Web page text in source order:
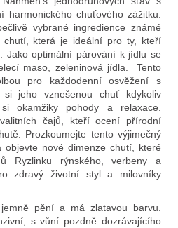
harmonického chuťového zážitku.
vybrané ingredience známé
chutí, která je ideální pro ty, kteří
Jako optimální párování k jídlu se
maso, zeleninová jídla. Tento
pro každodenní osvěžení s
si jeho vznešenou chuť kdykoliv
okamžiky pohody a relaxace.
čajů, kteří ocení přírodní
Prozkoumejte tento výjimečný
nové dimenze chutí, které
Ryzlinku rýnského, verbeny a
zdravý životní styl a milovníky
pění a má zlatavou barvu.
s vůní pozdně dozrávajícího